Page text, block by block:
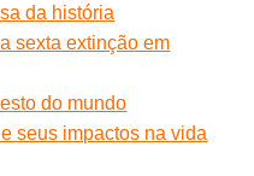
da história
sexta extinção em
do mundo
seus impactos na vida